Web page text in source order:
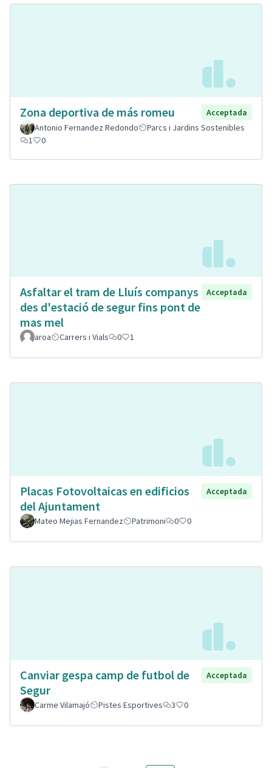
Zona deportiva de más romeu
Acceptada
Antonio Fernandez Redondo
Parcs i Jardins Sostenibles
1
0
Asfaltar el tram de Lluís companys
des d'estació de segur fins pont de
mas mel
Acceptada
aroa Carrers i Vials 0 1
Placas Fotovoltaicas en edificios
del Ajuntament
Acceptada
Mateo Mejias Fernandez Patrimoni 0 0
Canviar gespa camp de futbol de
Segur
Acceptada
Carme Vilamajó Pistes Esportives 3 0